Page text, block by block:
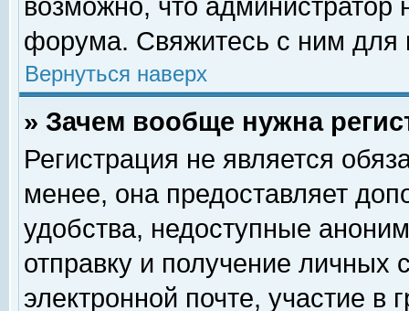
возможно, что
форума. Свяжитесь с ним для
Вернуться наверх
» Зачем вообще нужна
Регистрация не является
менее, она предоставляет
удобства, недоступные
отправку и получение личных
электронной почте, участие в